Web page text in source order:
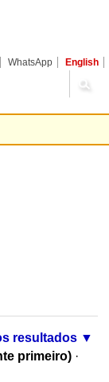
WhatsApp English
resultados
primeiro) ·